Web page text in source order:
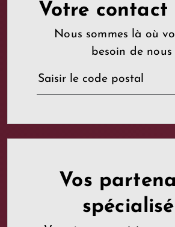
Votre contact
Nous sommes là où
besoin de nous
Vos